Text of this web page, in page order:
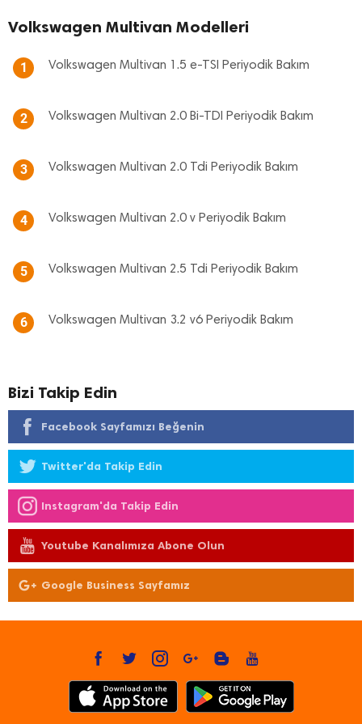
Volkswagen Multivan Modelleri
1 Volkswagen Multivan 1.5 e-TSI Periyodik Bakım
2 Volkswagen Multivan 2.0 Bi-TDI Periyodik Bakım
3 Volkswagen Multivan 2.0 Tdi Periyodik Bakım
4 Volkswagen Multivan 2.0 v Periyodik Bakım
5 Volkswagen Multivan 2.5 Tdi Periyodik Bakım
6 Volkswagen Multivan 3.2 v6 Periyodik Bakım
Bizi Takip Edin
Facebook Sayfamızı Beğenin
Twitter'da Takip Edin
Instagram'da Takip Edin
Youtube Kanalımıza Abone Olun
Google Business Sayfamız